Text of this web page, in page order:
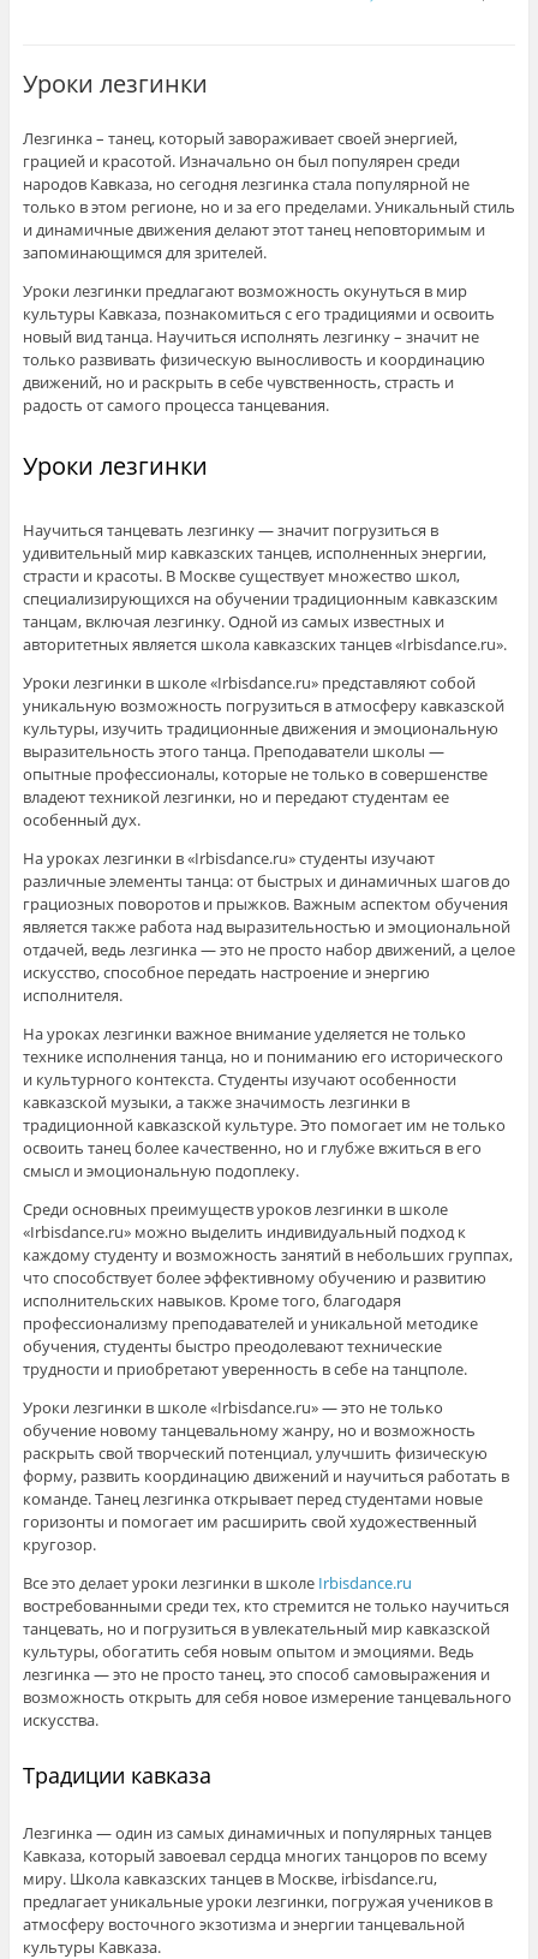
Уроки лезгинки
Лезгинка – танец, который завораживает своей энергией,
грацией и красотой. Изначально он был популярен среди
народов Кавказа, но сегодня лезгинка стала популярной не
только в этом регионе, но и за его пределами. Уникальный стиль
и динамичные движения делают этот танец неповторимым и
запоминающимся для зрителей.
Уроки лезгинки предлагают возможность окунуться в мир
культуры Кавказа, познакомиться с его традициями и освоить
новый вид танца. Научиться исполнять лезгинку – значит не
только развивать физическую выносливость и координацию
движений, но и раскрыть в себе чувственность, страсть и
радость от самого процесса танцевания.
Уроки лезгинки
Научиться танцевать лезгинку — значит погрузиться в
удивительный мир кавказских танцев, исполненных энергии,
страсти и красоты. В Москве существует множество школ,
специализирующихся на обучении традиционным кавказским
танцам, включая лезгинку. Одной из самых известных и
авторитетных является школа кавказских танцев «Irbisdance.ru».
Уроки лезгинки в школе «Irbisdance.ru» представляют собой
уникальную возможность погрузиться в атмосферу кавказской
культуры, изучить традиционные движения и эмоциональную
выразительность этого танца. Преподаватели школы —
опытные профессионалы, которые не только в совершенстве
владеют техникой лезгинки, но и передают студентам ее
особенный дух.
На уроках лезгинки в «Irbisdance.ru» студенты изучают
различные элементы танца: от быстрых и динамичных шагов до
грациозных поворотов и прыжков. Важным аспектом обучения
является также работа над выразительностью и эмоциональной
отдачей, ведь лезгинка — это не просто набор движений, а целое
искусство, способное передать настроение и энергию
исполнителя.
На уроках лезгинки важное внимание уделяется не только
технике исполнения танца, но и пониманию его исторического
и культурного контекста. Студенты изучают особенности
кавказской музыки, а также значимость лезгинки в
традиционной кавказской культуре. Это помогает им не только
освоить танец более качественно, но и глубже вжиться в его
смысл и эмоциональную подоплеку.
Среди основных преимуществ уроков лезгинки в школе
«Irbisdance.ru» можно выделить индивидуальный подход к
каждому студенту и возможность занятий в небольших группах,
что способствует более эффективному обучению и развитию
исполнительских навыков. Кроме того, благодаря
профессионализму преподавателей и уникальной методике
обучения, студенты быстро преодолевают технические
трудности и приобретают уверенность в себе на танцполе.
Уроки лезгинки в школе «Irbisdance.ru» — это не только
обучение новому танцевальному жанру, но и возможность
раскрыть свой творческий потенциал, улучшить физическую
форму, развить координацию движений и научиться работать в
команде. Танец лезгинка открывает перед студентами новые
горизонты и помогает им расширить свой художественный
кругозор.
Все это делает уроки лезгинки в школе Irbisdance.ru
востребованными среди тех, кто стремится не только научиться
танцевать, но и погрузиться в увлекательный мир кавказской
культуры, обогатить себя новым опытом и эмоциями. Ведь
лезгинка — это не просто танец, это способ самовыражения и
возможность открыть для себя новое измерение танцевального
искусства.
Традиции кавказа
Лезгинка — один из самых динамичных и популярных танцев
Кавказа, который завоевал сердца многих танцоров по всему
миру. Школа кавказских танцев в Москве, irbisdance.ru,
предлагает уникальные уроки лезгинки, погружая учеников в
атмосферу восточного экзотизма и энергии танцевальной
культуры Кавказа.